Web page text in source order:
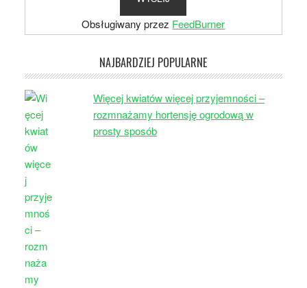
Obsługiwany przez FeedBurner
NAJBARDZIEJ POPULARNE
Więcej kwiatów więcej przyjemności –
rozmnażamy hortensję ogrodową w
prosty sposób